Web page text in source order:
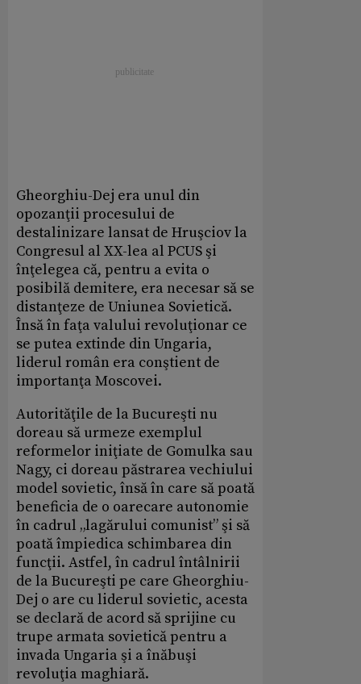
Gheorghiu-Dej era unul din
opozanţii procesului de
destalinizare lansat de Hruşciov la
Congresul al XX-lea al PCUS şi
înţelegea că, pentru a evita o
posibilă demitere, era necesar să se
distanţeze de Uniunea Sovietică.
Însă în faţa valului revoluţionar ce
se putea extinde din Ungaria,
liderul român era conştient de
importanţa Moscovei.
Autorităţile de la Bucureşti nu
doreau să urmeze exemplul
reformelor iniţiate de Gomulka sau
Nagy, ci doreau păstrarea vechiului
model sovietic, însă în care să poată
beneficia de o oarecare autonomie
în cadrul „lagărului comunist” şi să
poată împiedica schimbarea din
funcţii. Astfel, în cadrul întâlnirii
de la Bucureşti pe care Gheorghiu-
Dej o are cu liderul sovietic, acesta
se declară de acord să sprijine cu
trupe armata sovietică pentru a
invada Ungaria şi a înăbuşi
revoluţia maghiară.